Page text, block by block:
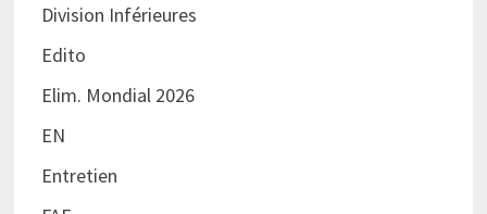
Division Inférieures
Edito
Elim. Mondial 2026
EN
Entretien